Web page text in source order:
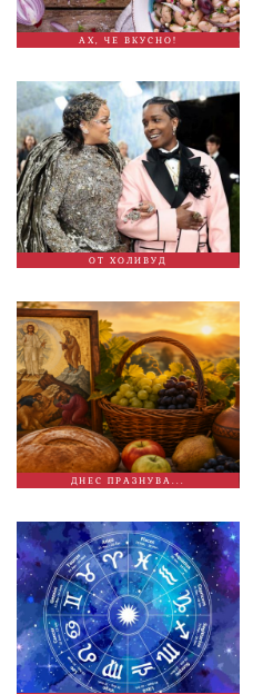
АХ, ЧЕ ВКУСНО!
ОТ ХОЛИВУД
ДНЕС ПРАЗНУВА...